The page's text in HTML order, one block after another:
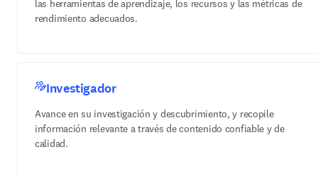
las herramientas de aprendizaje, los recursos y las métricas de
rendimiento adecuados.
Investigador
Avance en su investigación y descubrimiento, y recopile
información relevante a través de contenido confiable y de
calidad.